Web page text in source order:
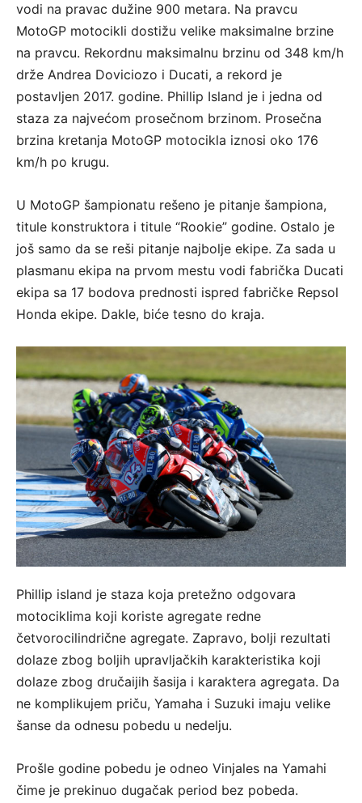
vodi na pravac dužine 900 metara. Na pravcu
MotoGP motocikli dostižu velike maksimalne brzine
na pravcu. Rekordnu maksimalnu brzinu od 348 km/h
drže Andrea Doviciozo i Ducati, a rekord je
postavljen 2017. godine. Phillip Island je i jedna od
staza za najvećom prosečnom brzinom. Prosečna
brzina kretanja MotoGP motocikla iznosi oko 176
km/h po krugu.
U MotoGP šampionatu rešeno je pitanje šampiona,
titule konstruktora i titule “Rookie” godine. Ostalo je
još samo da se reši pitanje najbolje ekipe. Za sada u
plasmanu ekipa na prvom mestu vodi fabrička Ducati
ekipa sa 17 bodova prednosti ispred fabričke Repsol
Honda ekipe. Dakle, biće tesno do kraja.
Phillip island je staza koja pretežno odgovara
motociklima koji koriste agregate redne
četvorocilindrične agregate. Zapravo, bolji rezultati
dolaze zbog boljih upravljačkih karakteristika koji
dolaze zbog dručaijih šasija i karaktera agregata. Da
ne komplikujem priču, Yamaha i Suzuki imaju velike
šanse da odnesu pobedu u nedelju.
Prošle godine pobedu je odneo Vinjales na Yamahi
čime je prekinuo dugačak period bez pobeda.